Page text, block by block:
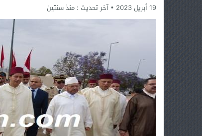
19 أبريل 2023 آخر تحديث : منذ سنتين